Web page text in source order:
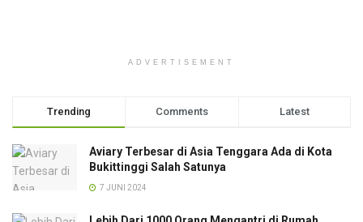
ADVERTISEMENT
Trending Comments Latest
Aviary Terbesar di Asia Tenggara Ada di Kota
Bukittinggi Salah Satunya
7 JUNI 2024